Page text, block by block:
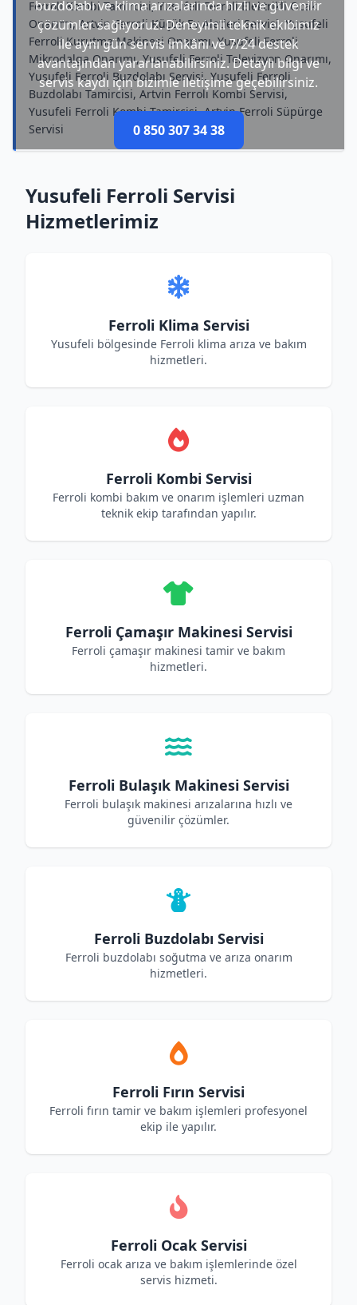
buzdolabı ve klima arızalarında hızlı ve güvenilir
çözümler sağlıyoruz. Deneyimli teknik ekibimiz
ile aynı gün servis imkânı ve 7/24 destek
avantajından yararlanabilirsiniz. Detaylı bilgi ve
servis kaydı için bizimle iletişime geçebilirsiniz.
0 850 307 34 38
Ferroli Kombi Tamircisi, Yusufeli Ferroli Elektrikli Ocak
Onarımı, Artvin Ferroli Küçük Ev Aletleri Servisi, Yusufeli
Ferroli Kurutma Makinesi Onarımı, Yusufeli Ferroli
Mikrodalga Onarımı, Yusufeli Ferroli Televizyon Onarımı,
Yusufeli Ferroli Buzdolabı Servisi, Yusufeli Ferroli
Buzdolabı Tamircisi, Artvin Ferroli Kombi Servisi,
Yusufeli Ferroli Kombi Tamircisi, Artvin Ferroli Süpürge
Servisi
Yusufeli Ferroli Servisi
Hizmetlerimiz
Ferroli Klima Servisi
Yusufeli bölgesinde Ferroli klima arıza ve bakım
hizmetleri.
Ferroli Kombi Servisi
Ferroli kombi bakım ve onarım işlemleri uzman
teknik ekip tarafından yapılır.
Ferroli Çamaşır Makinesi Servisi
Ferroli çamaşır makinesi tamir ve bakım
hizmetleri.
Ferroli Bulaşık Makinesi Servisi
Ferroli bulaşık makinesi arızalarına hızlı ve
güvenilir çözümler.
Ferroli Buzdolabı Servisi
Ferroli buzdolabı soğutma ve arıza onarım
hizmetleri.
Ferroli Fırın Servisi
Ferroli fırın tamir ve bakım işlemleri profesyonel
ekip ile yapılır.
Ferroli Ocak Servisi
Ferroli ocak arıza ve bakım işlemlerinde özel
servis hizmeti.